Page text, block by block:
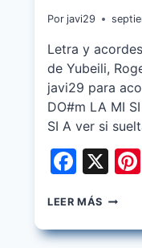
Por javi29
Letra y
de Yubeili,
javi29 para
DO#m
SI A ver
X
LEER MÁS YUBEILI
WIFI
FT.